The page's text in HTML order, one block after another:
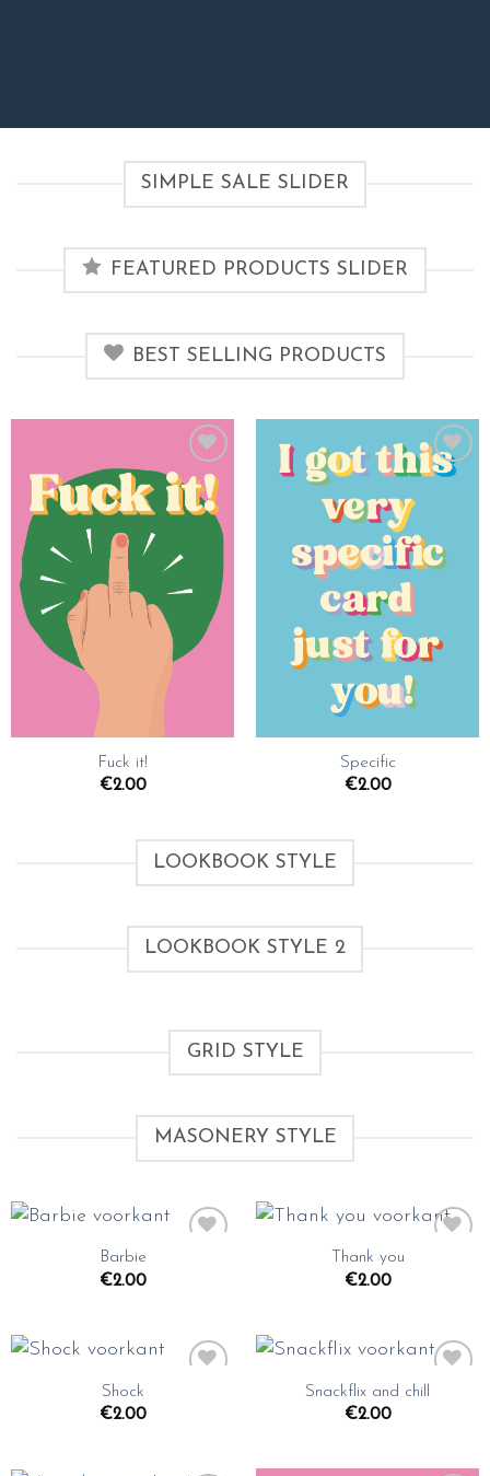
SIMPLE SALE SLIDER
FEATURED PRODUCTS SLIDER
BEST SELLING PRODUCTS
Toevoegen
aan
wenslijst
Fuck it!
€2.00
Toevoegen
Specific
€2.00
LOOKBOOK STYLE
LOOKBOOK STYLE 2
GRID STYLE
MASONERY STYLE
Barbie
€2.00
Thank you
€2.00
Shock
€2.00
Toevoegen
Snackflix and chill
€2.00